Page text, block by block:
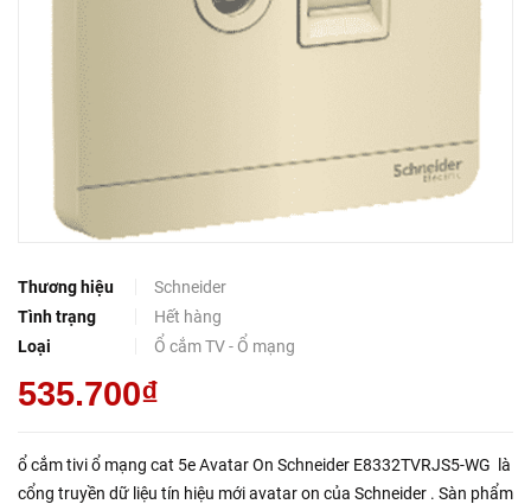
Thương hiệu
Schneider
Tình trạng
Hết hàng
Loại
Ổ cắm TV - Ổ mạng
535.700₫
ổ cắm tivi ổ mạng cat 5e Avatar On Schneider E8332TVRJS5-WG là
cổng truyền dữ liệu tín hiệu mới avatar on của Schneider . Sàn phẩm